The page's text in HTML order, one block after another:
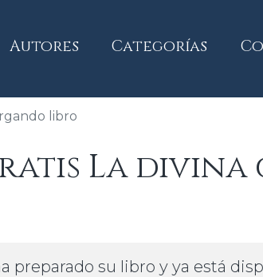
Autores Categorías
libro
La divina
preparado su libro y ya está